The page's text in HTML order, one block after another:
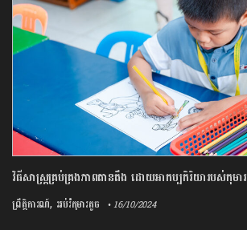
វិធីសាស្រ្តគ្រប់គ្រងភាពតានតឹង​ ដោយ​អាកប្បកិរិយារបស់កុមារ
ព្រឹត្តិការណ៍, អប់រំកុមារតូច • 16/10/2024